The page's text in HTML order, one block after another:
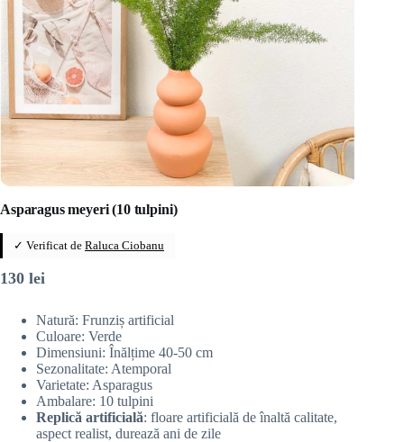
Asparagus meyeri (10 tulpini)
✓ Verificat de Raluca Ciobanu
130 lei
Natură: Frunziș artificial
Culoare: Verde
Dimensiuni: Înălțime 40-50 cm
Sezonalitate: Atemporal
Varietate: Asparagus
Ambalare: 10 tulpini
Replică artificială: floare artificială de înaltă calitate,
aspect realist, durează ani de zile